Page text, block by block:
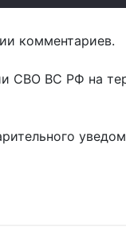
комментариев.
СВО ВС РФ на